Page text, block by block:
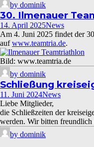
by dominik
30. Ilmenauer
14. April 2025News
Am 4. Juni 2025 findet der
aufwww.teamtria.de.
Bild: www.teamtria.de
by dominik
Schließung
11. Juni 2024News
Liebe Mitglieder,
die Schließzeiten der
werden. Wir bitten freundlich
by dominik